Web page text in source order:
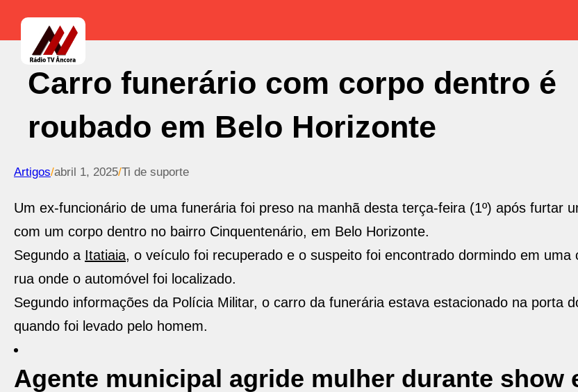
Carro funerário com corpo dentro é
roubado em Belo Horizonte
Artigos/abril 1, 2025/Ti de suporte
Um ex-funcionário de uma funerária foi preso na manhã desta terça-feira (1º) após furtar
com um corpo dentro no bairro Cinquentenário, em Belo Horizonte.
Segundo a Itatiaia, o veículo foi recuperado e o suspeito foi encontrado dormindo em uma
rua onde o automóvel foi localizado.
Segundo informações da Polícia Militar, o carro da funerária estava estacionado na porta
quando foi levado pelo homem.
Agente municipal agride mulher durante show